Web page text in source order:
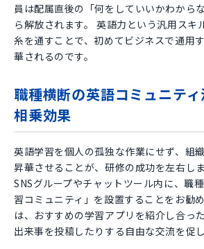
員は配属直後の「何をしていいかわから
ら解放されます。 英語力という汎用スキ
糸を通すことで、初めてビジネスで通用
華されるのです。
職種横断の英語コミュニテ
相乗効果
英語学習を個人の孤独な作業にせず、組
昇華させることが、研修の成功を左右し
SNSグループやチャットツール内に、職
習コミュニティ」を設置することをお勧
は、おすすめの学習アプリを紹介し合っ
出来事を投稿したりする自由な交流を促し